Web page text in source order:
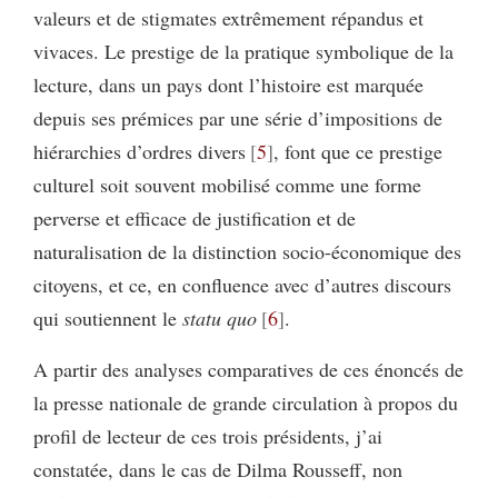
valeurs et de stigmates extrêmement répandus et
vivaces. Le prestige de la pratique symbolique de la
lecture, dans un pays dont l’histoire est marquée
depuis ses prémices par une série d’impositions de
hiérarchies d’ordres divers 5 , font que ce prestige
culturel soit souvent mobilisé comme une forme
perverse et efficace de justification et de
naturalisation de la distinction socio-économique des
citoyens, et ce, en confluence avec d’autres discours
qui soutiennent le statu quo 6 .
A partir des analyses comparatives de ces énoncés de
la presse nationale de grande circulation à propos du
profil de lecteur de ces trois présidents, j’ai
constatée, dans le cas de Dilma Rousseff, non